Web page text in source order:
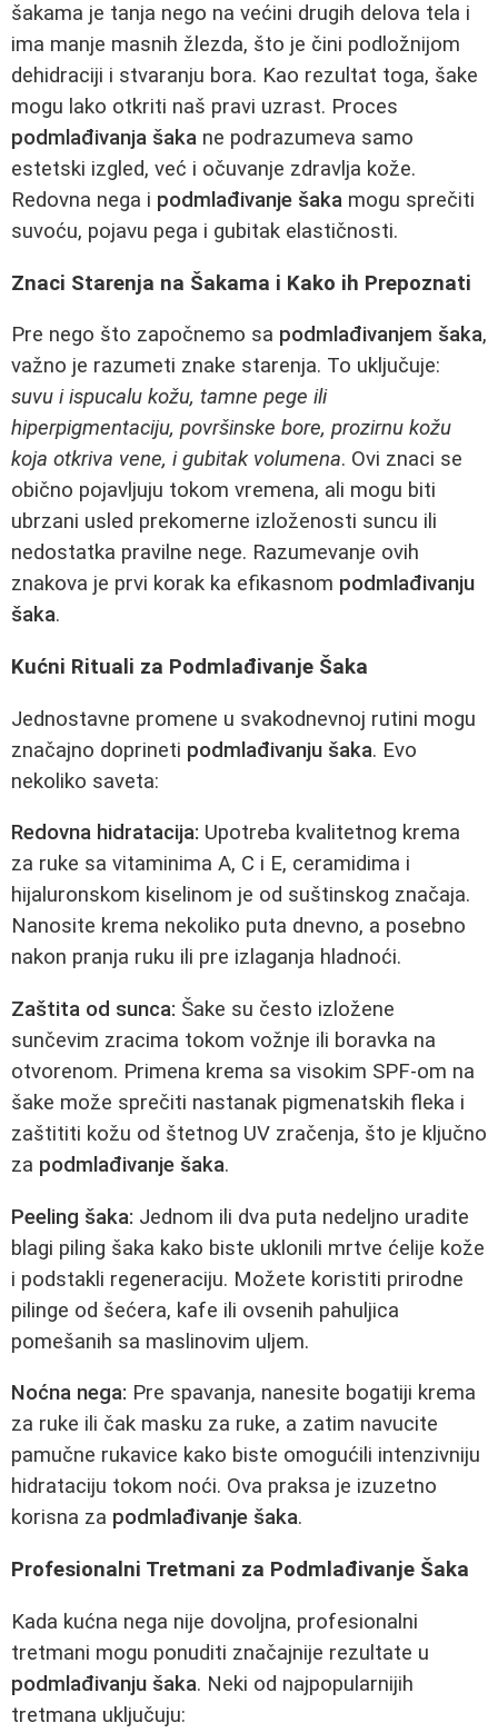
šakama je tanja nego na većini drugih delova tela i
ima manje masnih žlezda, što je čini podložnijom
dehidraciji i stvaranju bora. Kao rezultat toga, šake
mogu lako otkriti naš pravi uzrast. Proces
podmlađivanja šaka ne podrazumeva samo
estetski izgled, već i očuvanje zdravlja kože.
Redovna nega i podmlađivanje šaka mogu sprečiti
suvoću, pojavu pega i gubitak elastičnosti.
Znaci Starenja na Šakama i Kako ih Prepoznati
Pre nego što započnemo sa podmlađivanjem šaka,
važno je razumeti znake starenja. To uključuje:
suvu i ispucalu kožu, tamne pege ili
hiperpigmentaciju, površinske bore, prozirnu kožu
koja otkriva vene, i gubitak volumena. Ovi znaci se
obično pojavljuju tokom vremena, ali mogu biti
ubrzani usled prekomerne izloženosti suncu ili
nedostatka pravilne nege. Razumevanje ovih
znakova je prvi korak ka efikasnom podmlađivanju
šaka.
Kućni Rituali za Podmlađivanje Šaka
Jednostavne promene u svakodnevnoj rutini mogu
značajno doprineti podmlađivanju šaka. Evo
nekoliko saveta:
Redovna hidratacija: Upotreba kvalitetnog krema
za ruke sa vitaminima A, C i E, ceramidima i
hijaluronskom kiselinom je od suštinskog značaja.
Nanosite krema nekoliko puta dnevno, a posebno
nakon pranja ruku ili pre izlaganja hladnoći.
Zaštita od sunca: Šake su često izložene
sunčevim zracima tokom vožnje ili boravka na
otvorenom. Primena krema sa visokim SPF-om na
šake može sprečiti nastanak pigmenatskih fleka i
zaštititi kožu od štetnog UV zračenja, što je ključno
za podmlađivanje šaka.
Peeling šaka: Jednom ili dva puta nedeljno uradite
blagi piling šaka kako biste uklonili mrtve ćelije kože
i podstakli regeneraciju. Možete koristiti prirodne
pilinge od šećera, kafe ili ovsenih pahuljica
pomešanih sa maslinovim uljem.
Noćna nega: Pre spavanja, nanesite bogatiji krema
za ruke ili čak masku za ruke, a zatim navucite
pamučne rukavice kako biste omogućili intenzivniju
hidrataciju tokom noći. Ova praksa je izuzetno
korisna za podmlađivanje šaka.
Profesionalni Tretmani za Podmlađivanje Šaka
Kada kućna nega nije dovoljna, profesionalni
tretmani mogu ponuditi značajnije rezultate u
podmlađivanju šaka. Neki od najpopularnijih
tretmana uključuju: